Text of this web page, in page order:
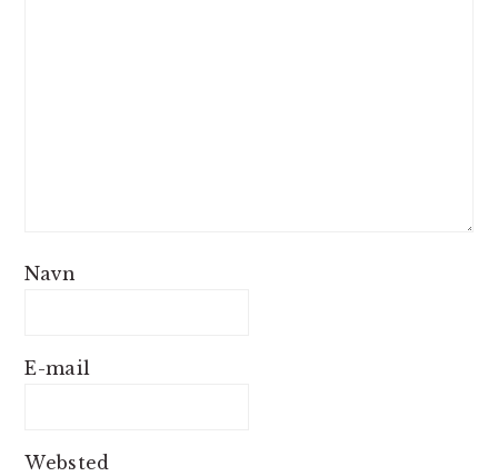
Navn
E-mail
Websted